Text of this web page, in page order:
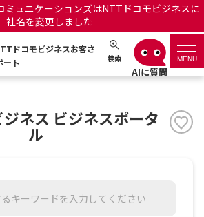
ミュニケーションズはNTTドコモビジネスに
社名を変更しました
ドコモビジネスお客さ
ート
検索 MENU
スお客さまサポート 日本語 English
プ
ら探す
サポートサイトの使い方
ネス ビジネスポータ
ル